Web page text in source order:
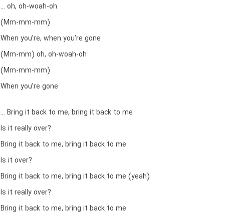
… oh, oh-woah-oh
(Mm-mm-mm)
When you’re, when you’re gone
(Mm-mm) oh, oh-woah-oh
(Mm-mm-mm)
When you’re gone
… Bring it back to me, bring it back to me
Is it really over?
Bring it back to me, bring it back to me
Is it over?
Bring it back to me, bring it back to me (yeah)
Is it really over?
Bring it back to me, bring it back to me